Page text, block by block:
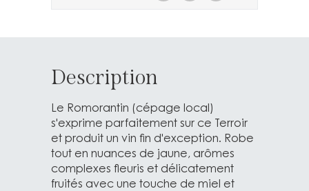
Description
Le Romorantin (cépage local)
s'exprime parfaitement sur ce Terroir
et produit un vin fin d'exception. Robe
tout en nuances de jaune, arômes
complexes fleuris et délicatement
fruités avec une touche de miel et